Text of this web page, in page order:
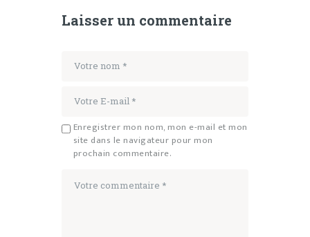
Laisser un commentaire
Enregistrer mon nom, mon e-mail et mon
site dans le navigateur pour mon
prochain commentaire.